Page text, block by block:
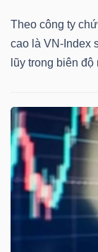
Theo công ty
cao là VN-Index
lũy trong biên